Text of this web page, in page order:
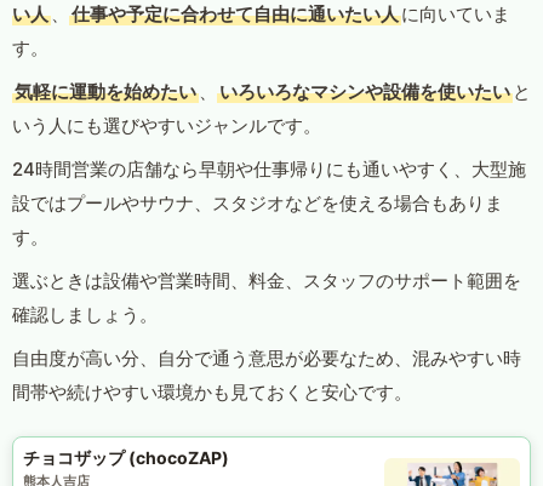
い人 、 仕事や予定に合わせて自由に通いたい人に向いていま
す。
気軽に運動を始めたい 、 いろいろなマシンや設備を使いたい と
いう人にも選びやすいジャンルです。
24時間営業の店舗なら早朝や仕事帰りにも通いやすく、大型施
設ではプールやサウナ、スタジオなどを使える場合もありま
す。
選ぶときは設備や営業時間、料金、スタッフのサポート範囲を
確認しましょう。
自由度が高い分、自分で通う意思が必要なため、混みやすい時
間帯や続けやすい環境かも見ておくと安心です。
チョコザップ (chocoZAP)
熊本人吉店